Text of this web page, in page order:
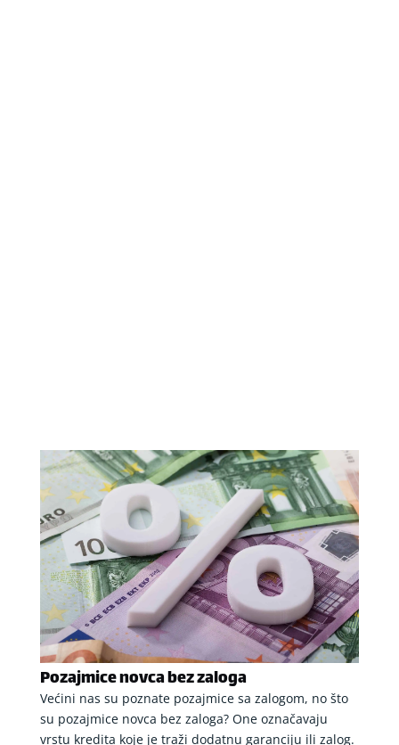
Pozajmice novca bez zaloga
Većini nas su poznate pozajmice sa zalogom, no što
su pozajmice novca bez zaloga? One označavaju
vrstu kredita koje je traži dodatnu garanciju ili zalog.